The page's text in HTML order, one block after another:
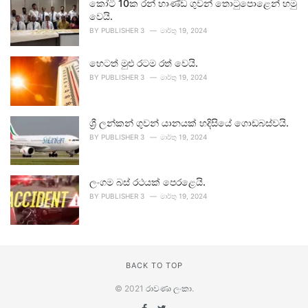
කෝටි 10ක රන් භාණ්ඩ ගුවන් තොටුපොළෙන් හමු
වෙයි.
BY PUBLISHER 3 මාර්තු 19, 2024
හෙටත් මුළු රටම රත් වෙයි.
BY PUBLISHER 3 මාර්තු 19, 2024
ශ්‍රී ලන්කන් ගුවන් යානයක් හදිසියේ ගොඩබස්වයි.
BY PUBLISHER 3 මාර්තු 19, 2024
ලංගම බස් රථයක් පෙරළෙයි.
BY PUBLISHER 3 මාර්තු 19, 2024
BACK TO TOP
© 2021 රාවණා ලංකා.